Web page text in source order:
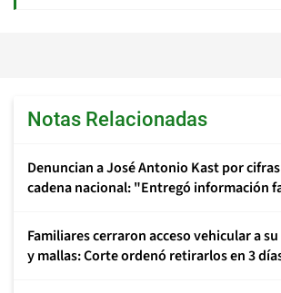
Notas Relacionadas
Denuncian a José Antonio Kast por
cadena nacional: "Entregó información
Familiares cerraron acceso vehicular a
y mallas: Corte ordenó retirarlos en 3